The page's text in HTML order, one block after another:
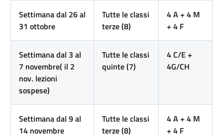
Settimana dal 26 al
31 ottobre
Tutte le classi
terze (8)
4 A + 4 M
+ 4 F
Settimana dal 3 al
7 novembre( il 2
nov. lezioni
sospese)
Tutte le classi
quinte (7)
4 C/E +
4G/CH
Settimana dal 9 al
14 novembre
Tutte le classi
terze (8)
4 A + 4 M
+ 4 F